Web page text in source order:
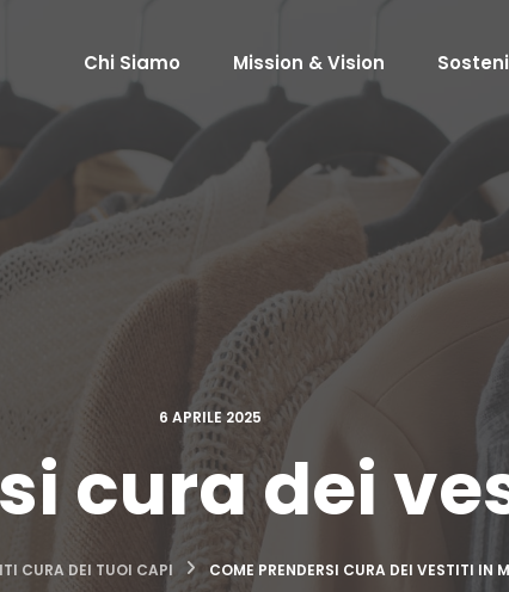
Chi Siamo Mission & Vision
6 APRILE 2025
cura dei
CURA DEI TUOI CAPI COME PRENDERSI CURA DEI VESTITI IN